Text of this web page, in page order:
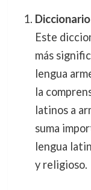
Este
más
lengua
la
latinos a
suma
lengua
y religioso.